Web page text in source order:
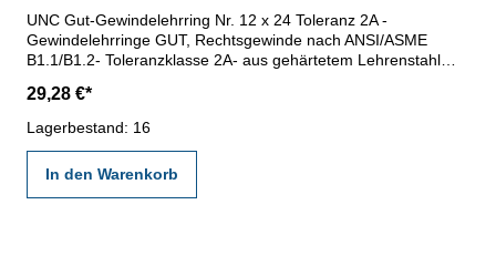
UNC Gut-Gewindelehrring Nr. 12 x 24 Toleranz 2A -
Gewindelehrringe GUT, Rechtsgewinde nach ANSI/ASME
B1.1/B1.2- Toleranzklasse 2A- aus gehärtetem Lehrenstahl
29,28 €*
Lagerbestand: 16
In den Warenkorb